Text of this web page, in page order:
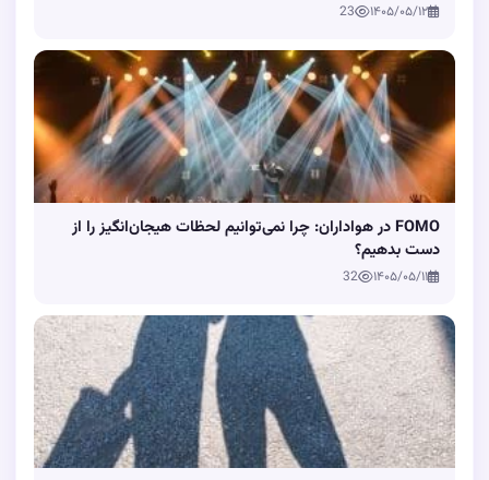
۱۴۰۵/۰۵/۱۲ 23
FOMO در هواداران: چرا نمی‌توانیم لحظات هیجان‌انگیز را از
دست بدهیم؟
۱۴۰۵/۰۵/۱۱ 32